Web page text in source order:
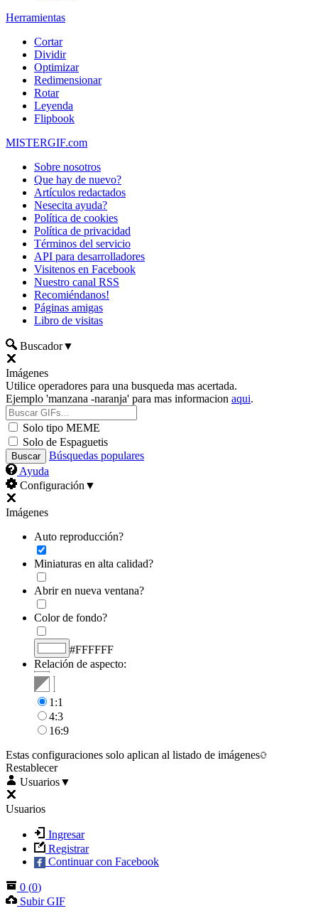
Herramientas
Cortar
Dividir
Optimizar
Redimensionar
Rotar
Leyenda
Flipbook
MISTERGIF.com
Sobre nosotros
Que hay de nuevo?
Artículos redactados
Nesecita ayuda?
Política de cookies
Política de privacidad
Términos del servicio
API para desarrolladores
Visitenos en Facebook
Nuestro canal RSS
Recomiéndanos!
Páginas amigas
Libro de visitas
Buscador▼
Imágenes
Utilice operadores para una busqueda mas acertada.
Ejemplo 'manzana -naranja' para mas informacion aqui.
Solo tipo MEME
Solo de Espaguetis
Búsquedas populares
Ayuda
Configuración ▼
Imágenes
Auto reproducción?
Miniaturas en alta calidad?
Abrir en nueva ventana?
Color de fondo?
#FFFFFF
Relación de aspecto:
1:1
4:3
16:9
Estas configuraciones solo aplican al listado de imágenes
Restablecer
Usuarios▼
Usuarios
Ingresar
Registrar
Continuar con Facebook
0 (0)
Subir GIF